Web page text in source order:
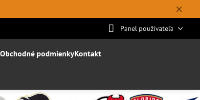
✕
Panel používateľa
Obchodné podmienkyKontakt